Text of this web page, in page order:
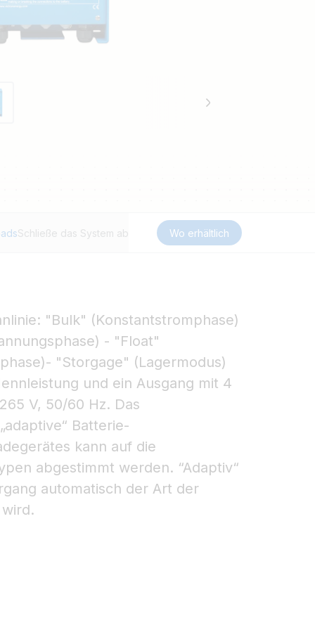
Schließe das System ab Wo erhältlich
"Bulk" (Konstantstromphase)
- "Float"
"Storgage" (Lagermodus)
und ein Ausgang mit 4
V, 50/60 Hz. Das
Batterie-
kann auf die
abgestimmt werden. “Adaptiv“
automatisch der Art der